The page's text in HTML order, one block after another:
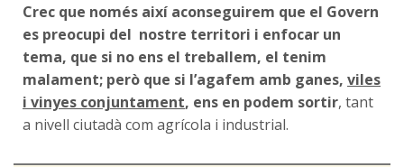
Crec que només així aconseguirem que el Govern
es preocupi del nostre territori i enfocar un
tema, que si no ens el treballem, el tenim
malament; però que si l’agafem amb ganes, viles
i vinyes conjuntament, ens en podem sortir, tant
a nivell ciutadà com agrícola i industrial.